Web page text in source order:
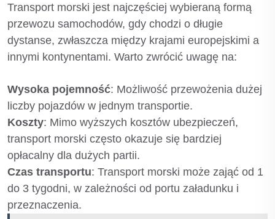
Transport morski jest najczęściej wybieraną formą
przewozu samochodów, gdy chodzi o długie
dystanse, zwłaszcza między krajami europejskimi a
innymi kontynentami. Warto zwrócić uwagę na:
Wysoka pojemność: Możliwość przewożenia dużej
liczby pojazdów w jednym transportie.
Koszty: Mimo wyższych kosztów ubezpieczeń,
transport morski często okazuje się bardziej
opłacalny dla dużych partii.
Czas transportu: Transport morski może zająć od 1
do 3 tygodni, w zależności od portu załadunku i
przeznaczenia.